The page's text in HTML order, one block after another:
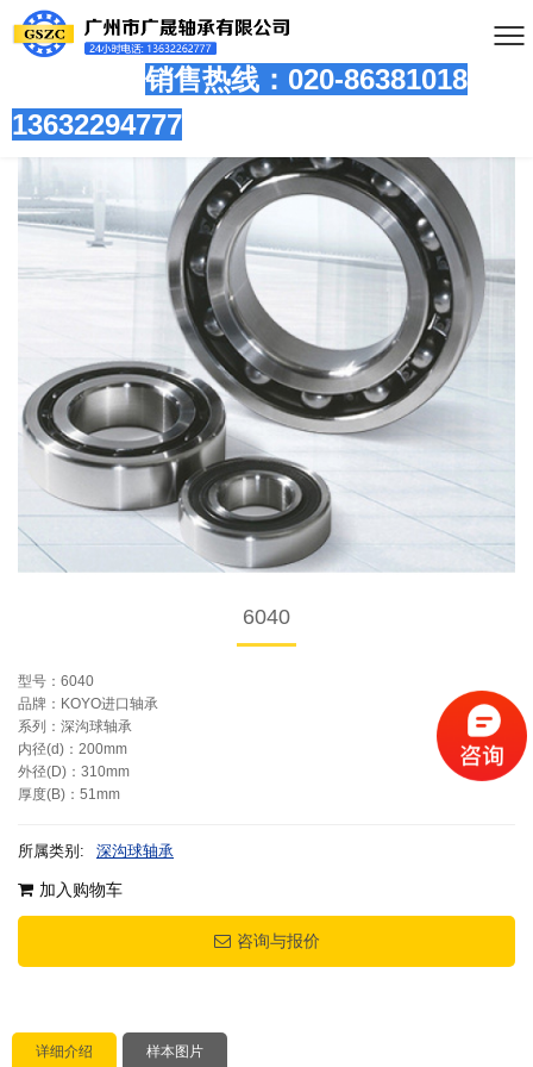
销售热线：020-86381018
13632294777
6040
型号：6040
品牌：KOYO进口轴承
系列：深沟球轴承
内径(d)：200mm
外径(D)：310mm
厚度(B)：51mm
所属类别: 深沟球轴承
加入购物车
咨询与报价
详细介绍 样本图片